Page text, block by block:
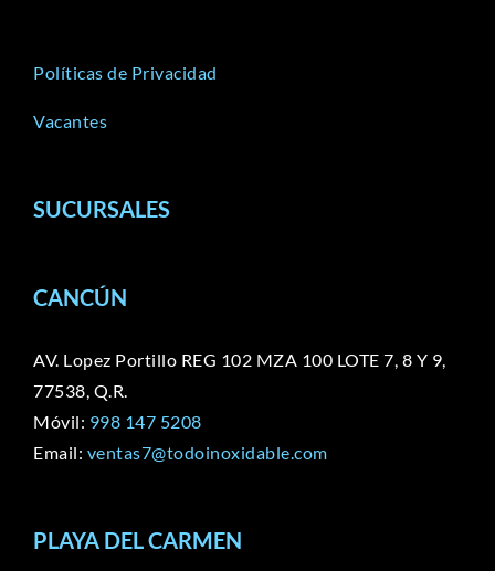
Políticas de Privacidad
Vacantes
SUCURSALES
CANCÚN
AV. Lopez Portillo REG 102 MZA 100 LOTE 7, 8 Y 9,
77538, Q.R.
Móvil: 998 147 5208
Email: ventas7@todoinoxidable.com
PLAYA DEL CARMEN